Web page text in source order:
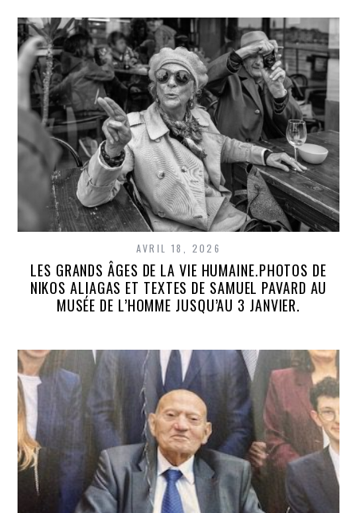
AVRIL 18, 2026
LES GRANDS ÂGES DE LA VIE HUMAINE.PHOTOS DE
NIKOS ALIAGAS ET TEXTES DE SAMUEL PAVARD AU
MUSÉE DE L’HOMME JUSQU’AU 3 JANVIER.